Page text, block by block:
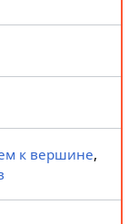
к вершине,